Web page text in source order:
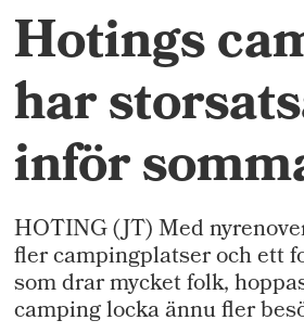
Hotings
har
inför
HOTING (JT) Med
fler campingplatser och ett
som drar mycket folk,
camping locka ännu fler